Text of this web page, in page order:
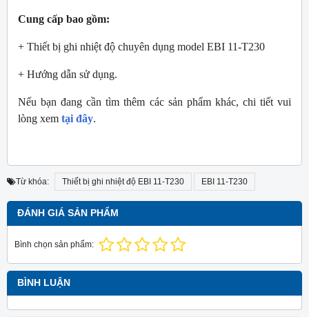
Cung cấp bao gồm:
+ Thiết bị ghi nhiệt độ chuyên dụng model EBI 11-T230
+ Hướng dẫn sử dụng.
Nếu bạn đang cần tìm thêm các sản phẩm khác, chi tiết vui
lòng xem tại đây.
Từ khóa: Thiết bị ghi nhiệt độ EBI 11-T230 EBI 11-T230
ĐÁNH GIÁ SẢN PHẨM
Bình chọn sản phẩm:
BÌNH LUẬN